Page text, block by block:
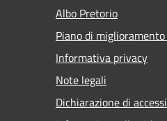
Albo Pretorio
Piano di
Informativa privacy
Note legali
Dichiarazione di